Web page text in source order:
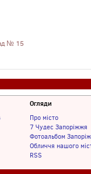
№ 15
Огляди
Про місто
7 Чудес Запоріжжя
Фотоальбом
Обличчя нашого
RSS